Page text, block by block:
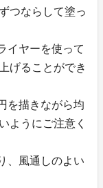
つならして塗っ
イヤーを使って
げることができ
を描きながら均
ようにご注意く
、風通しのよい